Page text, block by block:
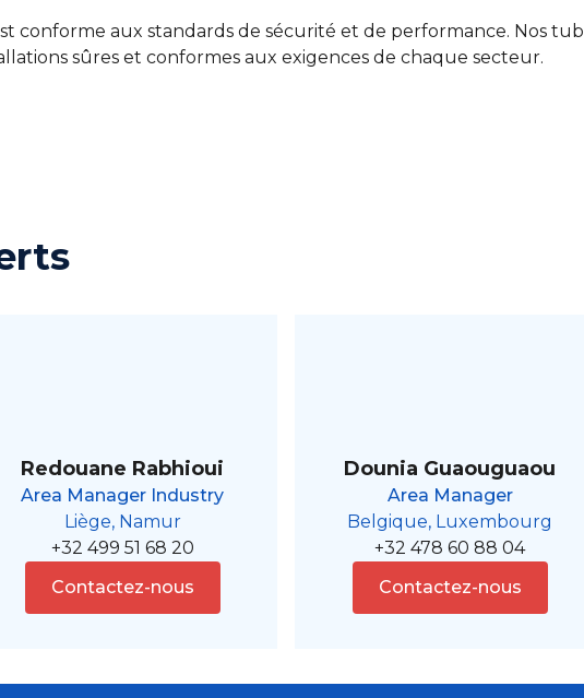
conforme aux standards de sécurité et de performance. Nos
sûres et conformes aux exigences de chaque secteur.
Redouane Rabhioui
Area Manager Industry
Liège, Namur
+32 499 51 68 20
Contactez-nous
Dounia Guaouguaou
Area Manager
Belgique, Luxembourg
+32 478 60 88 04
Contactez-nous